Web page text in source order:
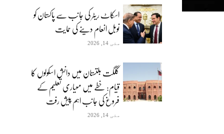
اسکاٹ ریٹر کی جانب سے پاکستان کو
نوبل انعام دینے کی حمایت
مئی 14, 2026
گلگت بلتستان میں دانش اسکولوں کا
قیام: خطے میں معیاری تعلیم کے
فروغ کی جانب اہم پیش رفت
مئی 14, 2026